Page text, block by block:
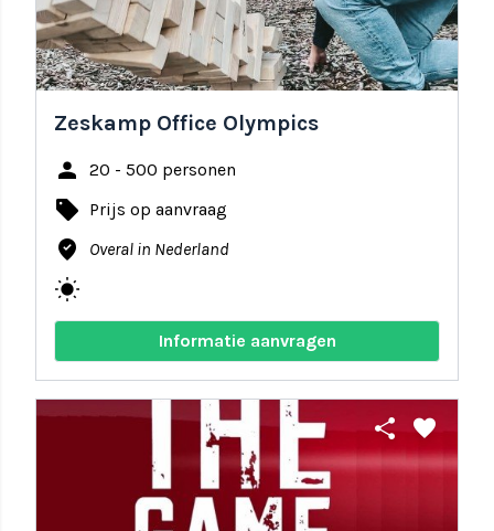
Zeskamp Office Olympics
person 20 - 500 personen
local_offer Prijs op aanvraag
where_to_vote Overal in Nederland
wb_sunny
Informatie aanvragen
share favorite